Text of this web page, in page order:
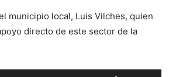
municipio local, Luis Vilches, quien
directo de este sector de la